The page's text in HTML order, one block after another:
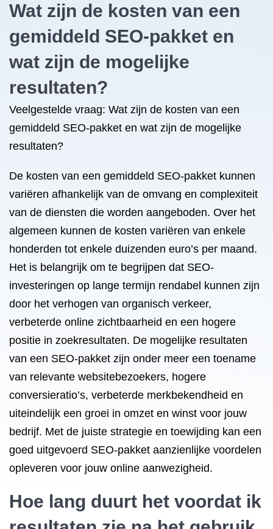
Wat zijn de kosten van een
gemiddeld SEO-pakket en
wat zijn de mogelijke
resultaten?
Veelgestelde vraag: Wat zijn de kosten van een
gemiddeld SEO-pakket en wat zijn de mogelijke
resultaten?
De kosten van een gemiddeld SEO-pakket kunnen
variëren afhankelijk van de omvang en complexiteit
van de diensten die worden aangeboden. Over het
algemeen kunnen de kosten variëren van enkele
honderden tot enkele duizenden euro’s per maand.
Het is belangrijk om te begrijpen dat SEO-
investeringen op lange termijn rendabel kunnen zijn
door het verhogen van organisch verkeer,
verbeterde online zichtbaarheid en een hogere
positie in zoekresultaten. De mogelijke resultaten
van een SEO-pakket zijn onder meer een toename
van relevante websitebezoekers, hogere
conversieratio’s, verbeterde merkbekendheid en
uiteindelijk een groei in omzet en winst voor jouw
bedrijf. Met de juiste strategie en toewijding kan een
goed uitgevoerd SEO-pakket aanzienlijke voordelen
opleveren voor jouw online aanwezigheid.
Hoe lang duurt het voordat ik